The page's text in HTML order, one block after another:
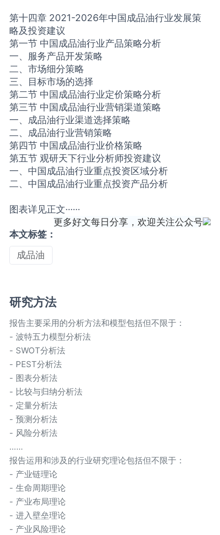
第十四章 2021-2026年中国成品油行业发展策
略及投资建议
第一节 中国成品油行业产品策略分析
一、服务产品开发策略
二、市场细分策略
三、目标市场的选择
第二节 中国成品油行业定价策略分析
第三节 中国成品油行业营销渠道策略
一、成品油行业渠道选择策略
二、成品油行业营销策略
第四节 中国成品油行业价格策略
第五节 观研天下行业分析师投资建议
一、中国成品油行业重点投资区域分析
二、中国成品油行业重点投资产品分析
图表详见正文······
更多好文每日分享，欢迎关注公众号
本文标签：
成品油
研究方法
报告主要采用的分析方法和模型包括但不限于：
- 波特五力模型分析法
- SWOT分析法
- PEST分析法
- 图表分析法
- 比较与归纳分析法
- 定量分析法
- 预测分析法
- 风险分析法
……
报告运用和涉及的行业研究理论包括但不限于：
- 产业链理论
- 生命周期理论
- 产业布局理论
- 进入壁垒理论
- 产业风险理论